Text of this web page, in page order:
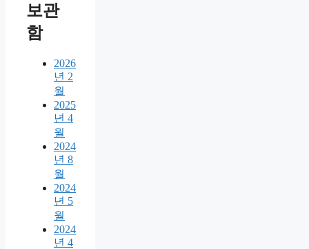
보관
함
2026
년 2
월
2025
년 4
월
2024
년 8
월
2024
년 5
월
2024
년 4